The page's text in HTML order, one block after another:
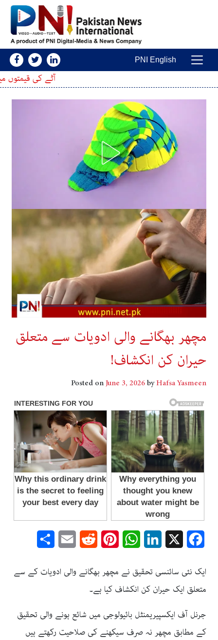
Main Navigation
PNI English
آٹے کی قیمتوں میں اضافہ، 20 کلو کا تھیلا مزید کتنا مہنگا ہوگیا؟
مچھر بھگانے والی ادویات سے متعلق
حیران کن انکشاف!
Posted onJune 3, 2026byHafsa Yasmeen
Facebook
LinkedIn
WhatsApp
Pinterest
Reddit
Email
ایک نئی سائنسی تحقیق نے مچھر بھگانے والی ادویات کے سے
متعلق ایک حیران کن انکشاف کیا ہے۔
جرنل آف ایکسپیریمنٹل بائیولوجی میں شائع ہونے والی تحقیق
کے مطابق مچھر نہ صرف سیکھنے کی صلاحیت رکھتے ہیں